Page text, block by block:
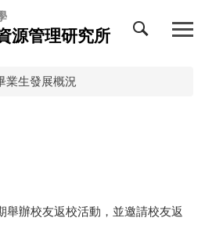
源管理研究所
業生發展概況
舉辦校友返校活動，並邀請校友返